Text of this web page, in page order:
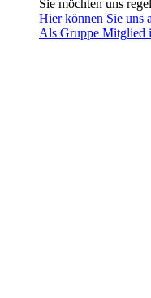
Sie möchten uns
Hier können Sie uns
Als Gruppe Mitglied